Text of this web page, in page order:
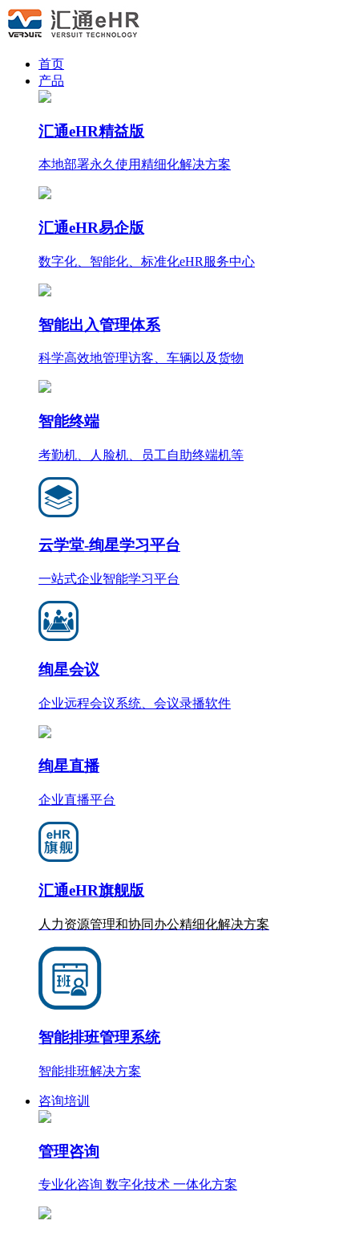
首页
产品
汇通eHR精益版
本地部署永久使用精细化解决方案
汇通eHR易企版
数字化、智能化、标准化eHR服务中心
智能出入管理体系
科学高效地管理访客、车辆以及货物
智能终端
考勤机、人脸机、员工自助终端机等
云学堂-绚星学习平台
一站式企业智能学习平台
绚星会议
企业远程会议系统、会议录播软件
绚星直播
企业直播平台
汇通eHR旗舰版
人力资源管理和协同办公精细化解决方案
智能排班管理系统
智能排班解决方案
咨询培训
管理咨询
专业化咨询 数字化技术 一体化方案